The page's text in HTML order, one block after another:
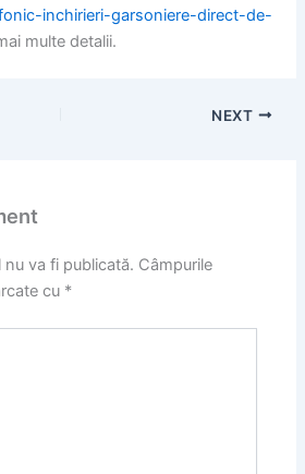
inchirieri-garsoniere-direct-de-
multe detalii.
NEXT
va fi publicată. Câmpurile
cu *